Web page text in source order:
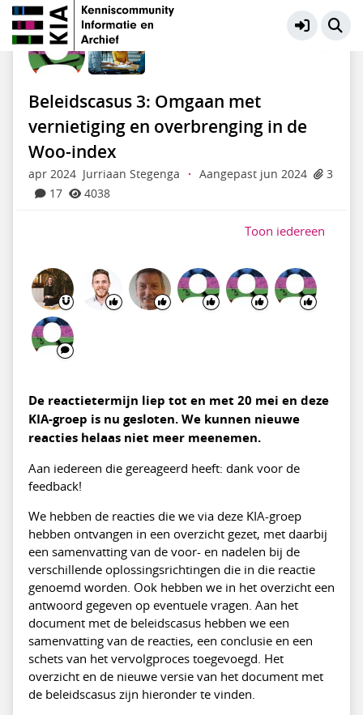
Informatiecategorieën Woo
Beleidscasus 3: Omgaan met
vernietiging en overbrenging in de
Woo-index
apr 2024 Jurriaan Stegenga · Aangepast jun 2024
3
17
4038
Toon iedereen
De reactietermijn liep tot en met 20 mei en deze
KIA-groep is nu gesloten. We kunnen nieuwe
reacties helaas niet meer meenemen.
Aan iedereen die gereageerd heeft: dank voor de
feedback!
We hebben de reacties die we via deze KIA-groep
hebben ontvangen in een overzicht gezet, met daarbij
een samenvatting van de voor- en nadelen bij de
verschillende oplossingsrichtingen die in die reactie
genoemd worden. Ook hebben we in het overzicht een
antwoord gegeven op eventuele vragen. Aan het
document met de beleidscasus hebben we een
samenvatting van de reacties, een conclusie en een
schets van het vervolgproces toegevoegd. Het
overzicht en de nieuwe versie van het document met
de beleidscasus zijn hieronder te vinden.